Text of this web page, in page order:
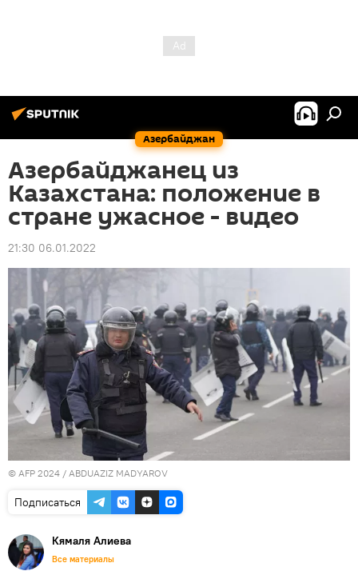
Азербайджан
Азербайджанец из
Казахстана: положение в
стране ужасное - видео
21:30 06.01.2022
© AFP 2024 / ABDUAZIZ MADYAROV
Подписаться
Кямаля Алиева
Все материалы